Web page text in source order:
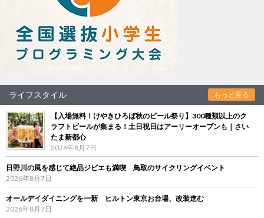
ライフスタイル もっと見る
【入場無料！けやきひろば秋のビール祭り】300種類以上のク
ラフトビールが集まる！土日祝日はアーリーオープンも｜さい
たま新都心
2026年8月7日
日野川の風を感じて絶品ジビエも満喫 鳥取のサイクリングイベント
2026年8月7日
オールデイダイニングを一新 ヒルトン東京お台場、改装進む
2026年8月7日